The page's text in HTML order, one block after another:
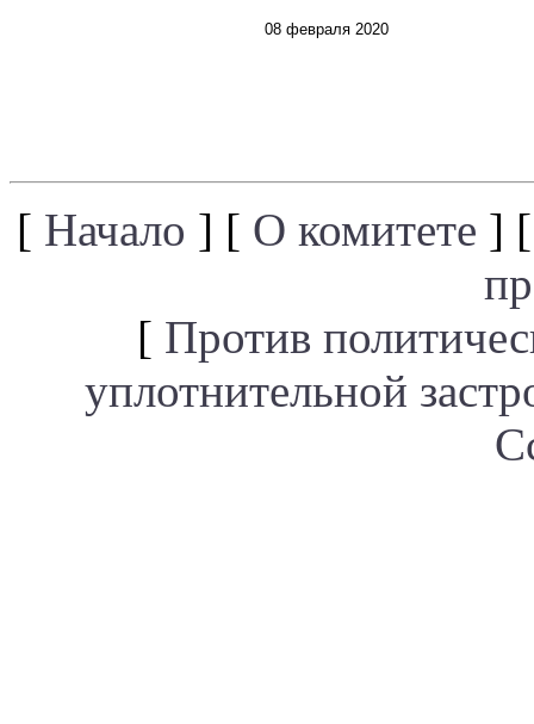
08 февраля 2020
[ Начало ] [ О комитете ]
[ Против
уплотнительной